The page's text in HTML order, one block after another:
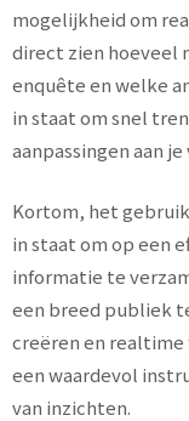
mogelijkheid om
direct zien hoeveel
enquête en welke
in staat om snel
aanpassingen aan
Kortom, het
in staat om op een
informatie te
een breed publiek
creëren en
een waardevol
van inzichten.